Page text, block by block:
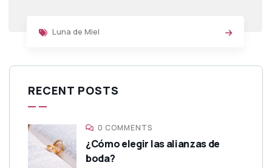
Luna de Miel
RECENT POSTS
0 COMMENTS
¿Cómo elegir las alianzas de
boda?